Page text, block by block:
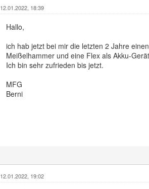
12.01.2022, 18:39
Hallo,
ich hab jetzt bei mir die letzten 2 Jahre
Meißelhammer und eine Flex als Akku-
Ich bin sehr zufrieden bis jetzt.
MFG
Berni
12.01.2022, 19:02